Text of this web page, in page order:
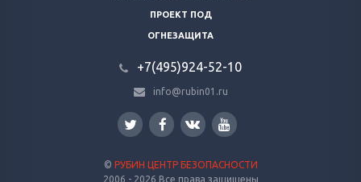
ПРОЕКТ ПОД
ОГНЕЗАЩИТА
+7(495)924-52-10
info@rubin01.ru
© РУБИН ЦЕНТР БЕЗОПАСНОСТИ
2006 - 2026 Все права защищены